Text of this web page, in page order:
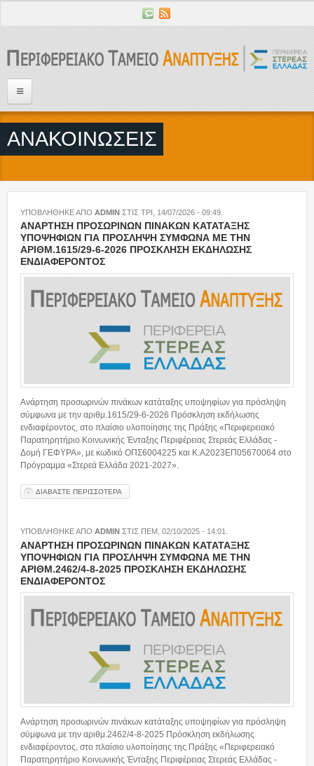
Παράκαμψη προς το κυρίως περιεχόμενο
Αρχική
Αποστολή του ΠΤΑ
ΚΑΤΗΓΟΡΙΕΣ
Ανακοινώσεις
Δελτία Τύπου
Προκηρύξεις
Ανάρτηση προσωρινών πινάκων κατάταξης...
14/07/2026 - 09:49
Πρόσκληση εκδήλωσης ενδιαφέροντος
30/06/2026 - 14:40
Επικοινωνία
ΑΝΑΚΟΙΝΩΣΕΙΣ
ΥΠΟΒΛΗΘΗΚΕ ΑΠΟ ADMIN ΣΤΙΣ ΤΡΙ, 14/07/2026 - 09:49
ΑΝΑΡΤΗΣΗ ΠΡΟΣΩΡΙΝΩΝ ΠΙΝΑΚΩΝ ΚΑΤΑΤΑΞΗΣ
ΥΠΟΨΗΦΙΩΝ ΓΙΑ ΠΡΟΣΛΗΨΗ ΣΥΜΦΩΝΑ ΜΕ ΤΗΝ
ΑΡΙΘΜ.1615/29-6-2026 ΠΡΟΣΚΛΗΣΗ ΕΚΔΗΛΩΣΗΣ
ΕΝΔΙΑΦΕΡΟΝΤΟΣ
Ανάρτηση προσωρινών πινάκων κατάταξης υποψηφίων για πρόσληψη
σύμφωνα με την αριθμ.1615/29-6-2026 Πρόσκληση εκδήλωσης
ενδιαφέροντος, στο πλαίσιο υλοποίησης της Πράξης «Περιφερειακό
Παρατηρητήριο Κοινωνικής Ένταξης Περιφέρειας Στερεάς Ελλάδας -
Δομή ΓΕΦΥΡΑ», με κωδικό ΟΠΣ6004225 και Κ.Α2023ΕΠ05670064 στο
Πρόγραμμα «Στερεά Ελλάδα 2021-2027».
ΔΙΑΒΑΣΤΕ ΠΕΡΙΣΣΟΤΕΡΑ
ΥΠΟΒΛΗΘΗΚΕ ΑΠΟ ADMIN ΣΤΙΣ ΠΕΜ, 02/10/2025 - 14:01.
ΑΝΑΡΤΗΣΗ ΠΡΟΣΩΡΙΝΩΝ ΠΙΝΑΚΩΝ ΚΑΤΑΤΑΞΗΣ
ΥΠΟΨΗΦΙΩΝ ΓΙΑ ΠΡΟΣΛΗΨΗ ΣΥΜΦΩΝΑ ΜΕ ΤΗΝ
ΑΡΙΘΜ.2462/4-8-2025 ΠΡΟΣΚΛΗΣΗ ΕΚΔΗΛΩΣΗΣ
ΕΝΔΙΑΦΕΡΟΝΤΟΣ
Ανάρτηση προσωρινών πινάκων κατάταξης υποψηφίων για πρόσληψη
σύμφωνα με την αριθμ.2462/4-8-2025 Πρόσκληση εκδήλωσης
ενδιαφέροντος, στο πλαίσιο υλοποίησης της Πράξης «Περιφερειακό
Παρατηρητήριο Κοινωνικής Ένταξης Περιφέρειας Στερεάς Ελλάδας -